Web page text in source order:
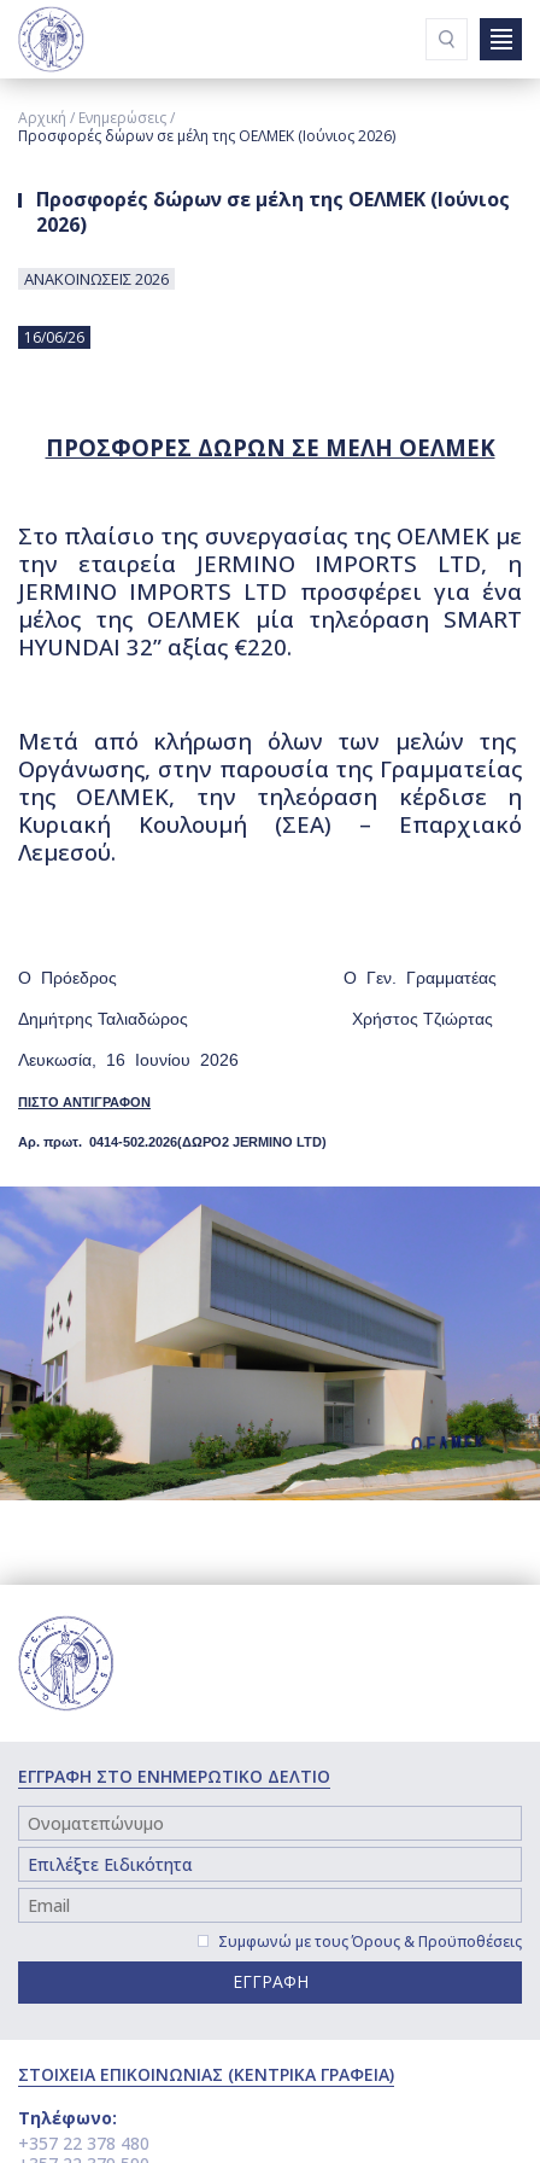
Συνδέσμοι
Σχολικές Μονάδες
ΥΠΑΝ
Επικοινωνία
ΝΟΜΟΘΕΣΙΕΣ
ΕΝΤΥΠΑ
Αρχική
Ενημερώσεις
Προσφορές δώρων σε μέλη της ΟΕΛΜΕΚ (Ιούνιος 2026)
Προσφορές δώρων σε μέλη της ΟΕΛΜΕΚ (Ιούνιος
2026)
ΑΝΑΚΟΙΝΩΣΕΙΣ 2026
16/06/26
ΠΡΟΣΦΟΡΕΣ ΔΩΡΩΝ ΣΕ ΜΕΛΗ ΟΕΛΜΕΚ
Στο πλαίσιο της συνεργασίας της ΟΕΛΜΕΚ με
την εταιρεία JERMINO IMPORTS LTD, η
JERMINO IMPORTS LTD προσφέρει για ένα
μέλος της ΟΕΛΜΕΚ μία τηλεόραση SMART
HYUNDAI 32” αξίας €220.
Μετά από κλήρωση όλων των μελών της
Οργάνωσης, στην παρουσία της Γραμματείας
της ΟΕΛΜΕΚ, την τηλεόραση κέρδισε η
Κυριακή Κουλουμή (ΣΕΑ) – Επαρχιακό
Λεμεσού.
Ο Πρόεδρος Ο Γεν. Γραμματέας
Δημήτρης Ταλιαδώρος Χρήστος Τζιώρτας
Λευκωσία, 16 Ιουνίου 2026
ΠΙΣΤΟ ΑΝΤΙΓΡΑΦΟΝ
Αρ. πρωτ. 0414-502.2026(ΔΩΡΟ2 JERMINO LTD)
ΕΓΓΡΑΦΗ ΣΤΟ ΕΝΗΜΕΡΩΤΙΚΟ ΔΕΛΤΙΟ
Συμφωνώ με τουςΌρους & Προϋποθέσεις
ΕΓΓΡΑΦΗ
ΣΤΟΙΧΕΙΑ ΕΠΙΚΟΙΝΩΝΙΑΣ (ΚΕΝΤΡΙΚΑ ΓΡΑΦΕΙΑ)
Τηλέφωνο:
+357 22 378 480